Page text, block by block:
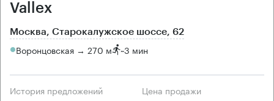
Vallex
Москва, Старокалужское шоссе, 62
Воронцовская → 270 м ~3 мин
История предложений Цена продажи